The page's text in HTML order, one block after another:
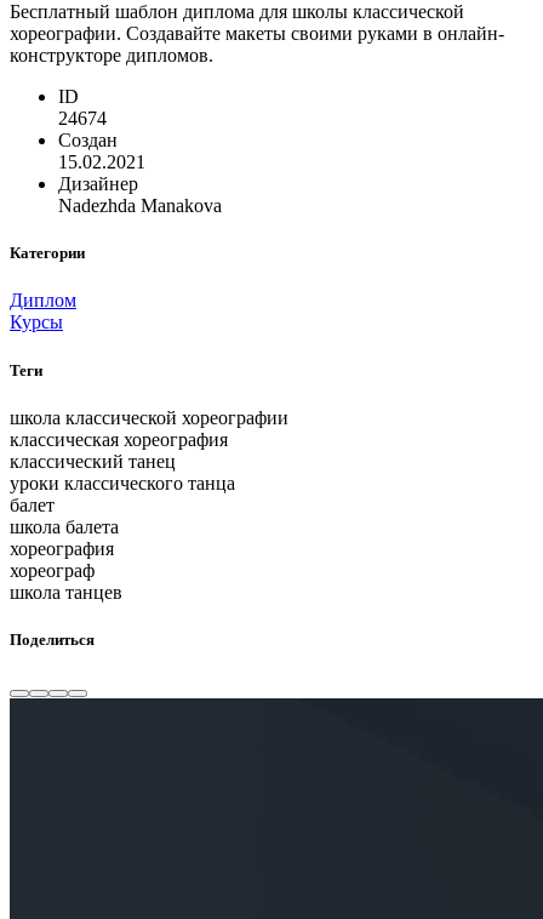
Бесплатный шаблон диплома для школы классической
хореографии. Создавайте макеты своими руками в онлайн-
конструкторе дипломов.
ID
24674
Создан
15.02.2021
Дизайнер
Nadezhda Manakova
Категории
Диплом
Курсы
Теги
школа классической хореографии
классическая хореография
классический танец
уроки классического танца
балет
школа балета
хореография
хореограф
школа танцев
Поделиться